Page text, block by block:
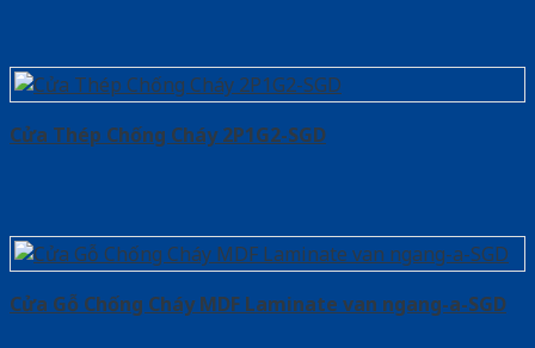
Cửa Thép Chống Cháy 2P1G2-SGD
Cửa Gỗ Chống Cháy MDF Laminate van ngang-a-SGD